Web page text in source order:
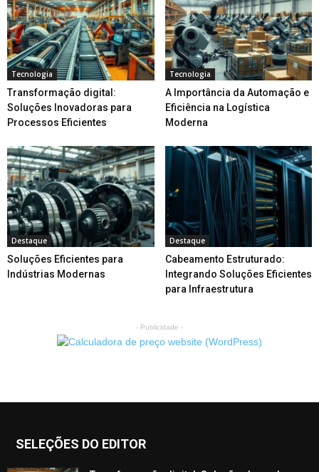
Tecnologia
Transformação digital:
Soluções Inovadoras para
Processos Eficientes
Tecnologia
A Importância da Automação e
Eficiência na Logística
Moderna
Destaque
Soluções Eficientes para
Indústrias Modernas
Destaque
Cabeamento Estruturado:
Integrando Soluções Eficientes
para Infraestrutura
- Publicidade -
SELEÇÕES DO EDITOR